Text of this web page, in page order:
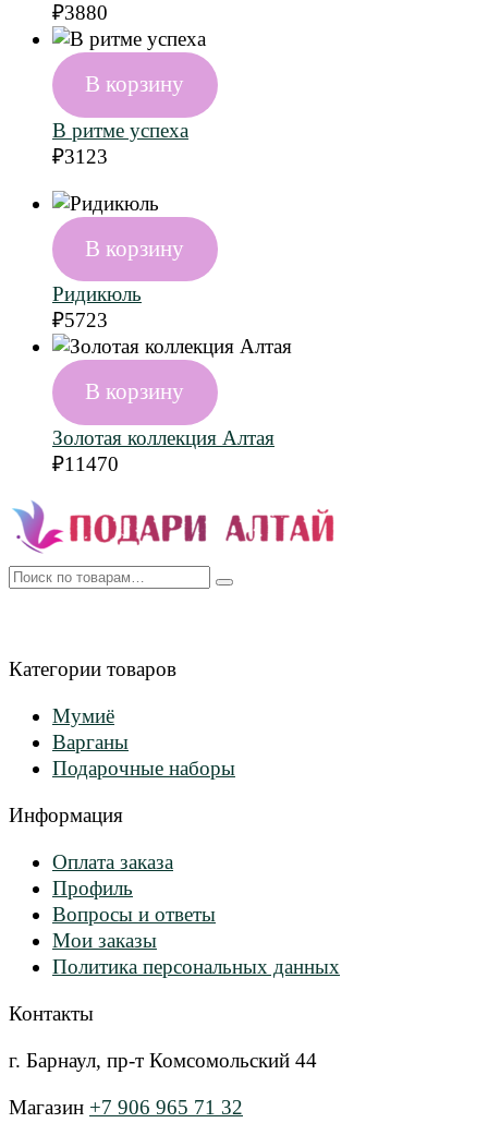
₽3880
В корзину
В ритме успеха
₽3123
В корзину
Ридикюль
₽5723
В корзину
Золотая коллекция Алтая
₽11470
Искать:
Категории товаров
Мумиё
Варганы
Подарочные наборы
Информация
Оплата заказа
Профиль
Вопросы и ответы
Мои заказы
Политика персональных данных
Контакты
г. Барнаул, пр-т Комсомольский 44
Магазин +7 906 965 71 32